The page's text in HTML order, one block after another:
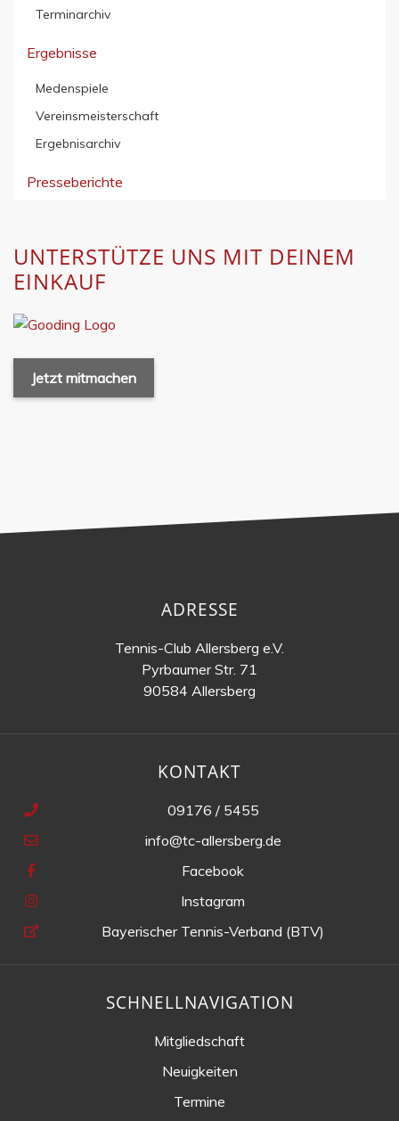
Terminarchiv
Ergebnisse
Medenspiele
Vereinsmeisterschaft
Ergebnisarchiv
Presseberichte
UNTERSTÜTZE UNS MIT DEINEM
EINKAUF
Jetzt mitmachen
ADRESSE
Tennis-Club Allersberg e.V.
Pyrbaumer Str. 71
90584 Allersberg
KONTAKT
09176 / 5455
info@tc-allersberg.de
Facebook
Instagram
Bayerischer Tennis-Verband (BTV)
SCHNELLNAVIGATION
Mitgliedschaft
Neuigkeiten
Termine